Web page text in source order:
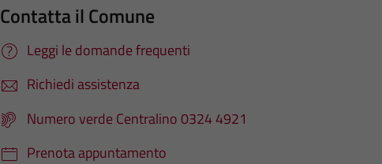
Contatta il Comune
Leggi le domande frequenti
Richiedi assistenza
Numero verde Centralino 0324 4921
Prenota appuntamento